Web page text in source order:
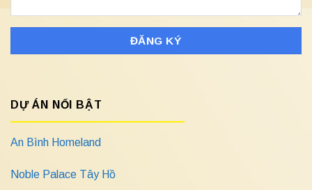
DỰ ÁN NỔI BẬT
An Bình Homeland
Noble Palace Tây Hồ